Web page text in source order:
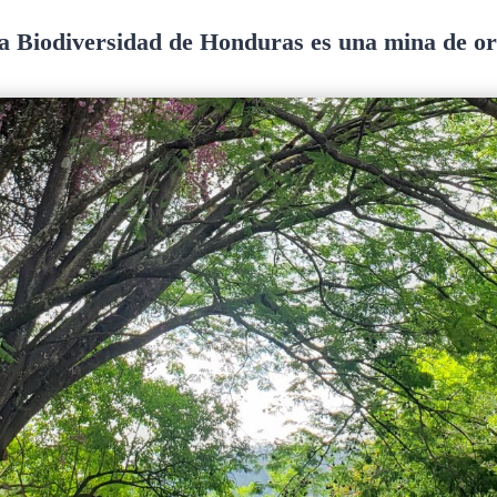
Biodiversidad de Honduras es una mina de